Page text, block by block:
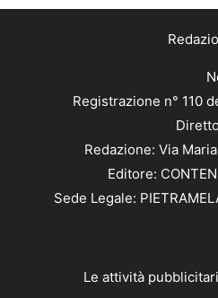
Registrazione n° 110
Redazione: Via
Editore:
Sede Legale:
Le attività